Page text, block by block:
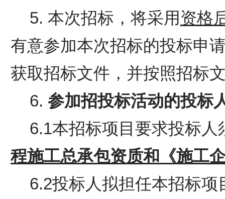
5. 本次招标，将采用 资格
有意参加本次招标的投标申
获取招标文件，并按照招标
6. 参加招投标活动的投标
6.1本招标项目要求投标
程施工总承包资质和《施工
6.2投标人拟担任本招标